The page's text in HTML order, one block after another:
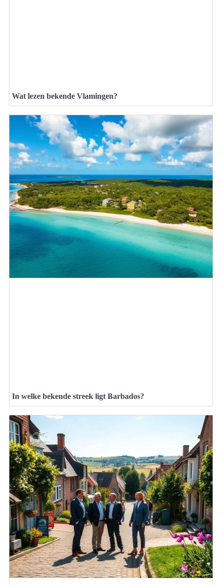
Wat lezen bekende Vlamingen?
In welke bekende streek ligt Barbados?